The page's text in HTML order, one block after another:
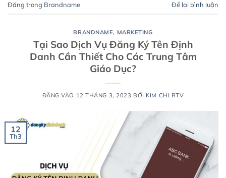
Đăng trong Brandname Để lại bình luận
BRANDNAME, MARKETING
Tại Sao Dịch Vụ Đăng Ký Tên Định
Danh Cần Thiết Cho Các Trung Tâm
Giáo Dục?
ĐĂNG VÀO 12 THÁNG 3, 2023 BỞI KIM CHI BTV
12
Th3